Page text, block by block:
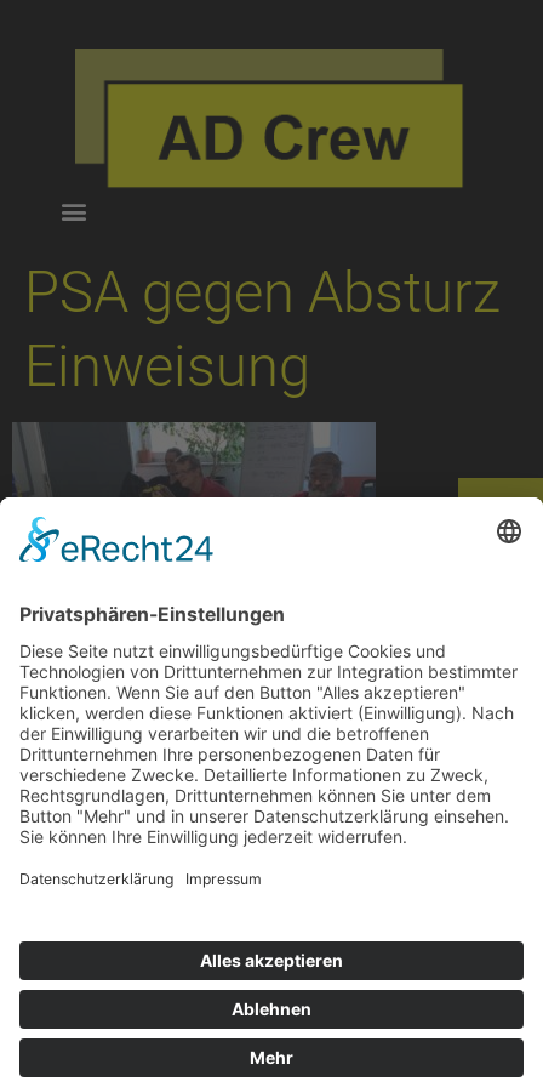
PSA gegen Absturz
Einweisung
PSA gegen Absturz-Schulung und Einweisung
Impressum Datenschutz|AGB’s|AGB’s Seminare
Cookie-Einstellungen
softintelli IT-Medien